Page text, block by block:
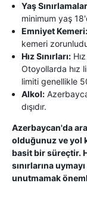
Yaş
minimum yaş
Emniyet Kemeri:
kemeri
Hız Sınırları:
Otoyollarda hız
limiti genellikle
Alkol:
dışıdır.
Azerbaycan'da
olduğunuz ve yol
basit bir süreçtir.
sınırlarına
unutmamak